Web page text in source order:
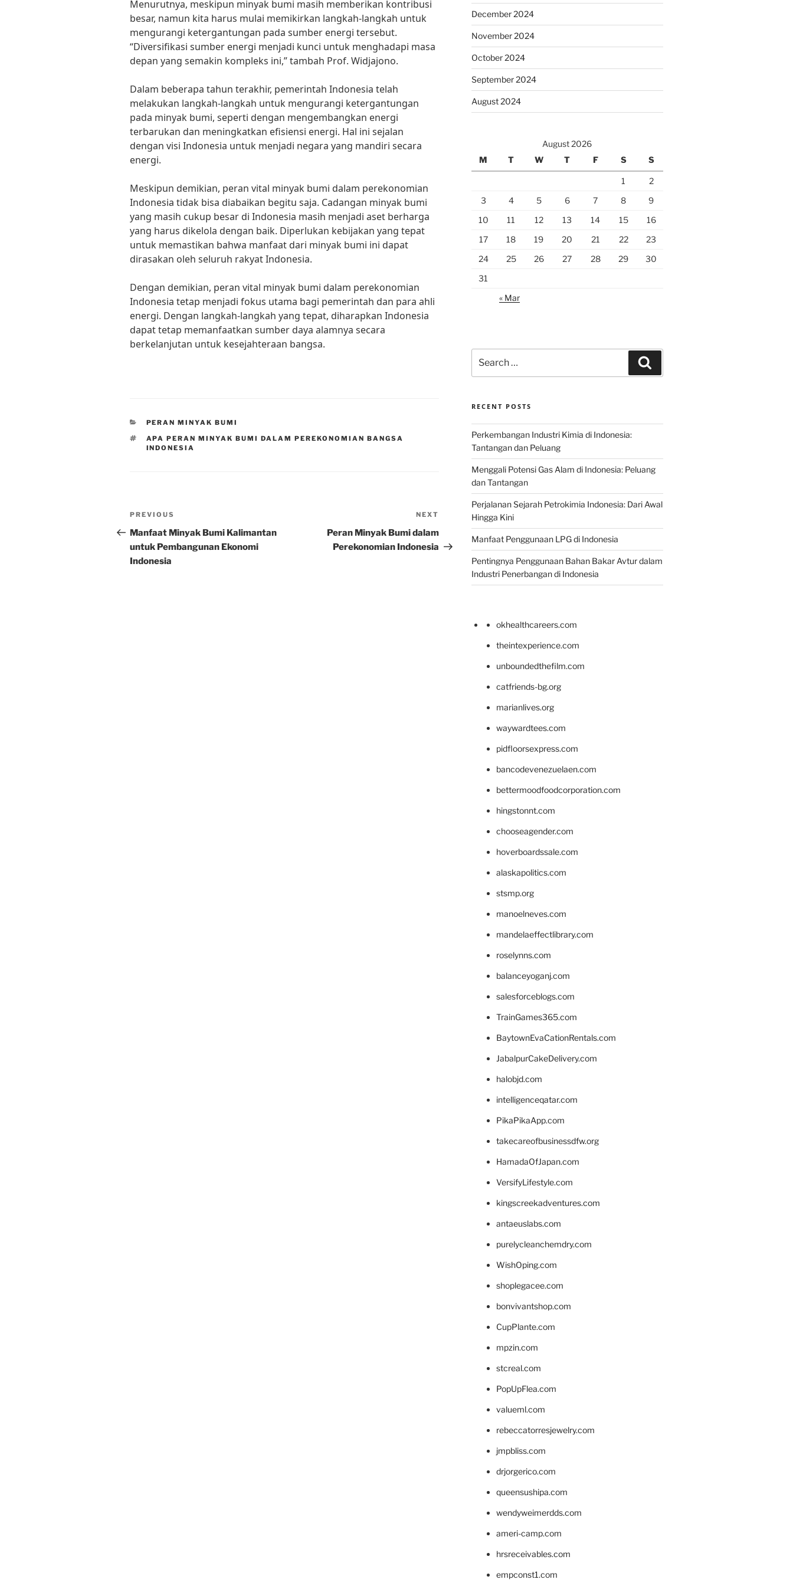
Menurutnya, meskipun minyak bumi masih memberikan kontribusi
besar, namun kita harus mulai memikirkan langkah-langkah untuk
mengurangi ketergantungan pada sumber energi tersebut.
“Diversifikasi sumber energi menjadi kunci untuk menghadapi masa
depan yang semakin kompleks ini,” tambah Prof. Widjajono.
Dalam beberapa tahun terakhir, pemerintah Indonesia telah
melakukan langkah-langkah untuk mengurangi ketergantungan
pada minyak bumi, seperti dengan mengembangkan energi
terbarukan dan meningkatkan efisiensi energi. Hal ini sejalan
dengan visi Indonesia untuk menjadi negara yang mandiri secara
energi.
Meskipun demikian, peran vital minyak bumi dalam perekonomian
Indonesia tidak bisa diabaikan begitu saja. Cadangan minyak bumi
yang masih cukup besar di Indonesia masih menjadi aset berharga
yang harus dikelola dengan baik. Diperlukan kebijakan yang tepat
untuk memastikan bahwa manfaat dari minyak bumi ini dapat
dirasakan oleh seluruh rakyat Indonesia.
Dengan demikian, peran vital minyak bumi dalam perekonomian
Indonesia tetap menjadi fokus utama bagi pemerintah dan para ahli
energi. Dengan langkah-langkah yang tepat, diharapkan Indonesia
dapat tetap memanfaatkan sumber daya alamnya secara
berkelanjutan untuk kesejahteraan bangsa.
CATEGORIES
PERAN MINYAK BUMI
TAGS
APA PERAN MINYAK BUMI DALAM PEREKONOMIAN BANGSA
INDONESIA
Post
navigation
Previous
Post
PREVIOUS
Manfaat Minyak Bumi Kalimantan
untuk Pembangunan Ekonomi
Indonesia
Post
NEXT
Peran Minyak Bumi dalam
Perekonomian Indonesia
December 2024
November 2024
October 2024
September 2024
August 2024
August 2026
M
T W T F S S
1
2
3
4 5 6 7 8
9
10
11 12 13 14 15
16
17
18 19 20 21 22
23
24
25 26 27 28 29
30
31
« Mar
for:
RECENT POSTS
Perkembangan Industri Kimia di Indonesia:
Tantangan dan Peluang
Menggali Potensi Gas Alam di Indonesia: Peluang
dan Tantangan
Perjalanan Sejarah Petrokimia Indonesia: Dari Awal
Hingga Kini
Manfaat Penggunaan LPG di Indonesia
Pentingnya Penggunaan Bahan Bakar Avtur dalam
Industri Penerbangan di Indonesia
okhealthcareers.com
theintexperience.com
unboundedthefilm.com
catfriends-bg.org
marianlives.org
waywardtees.com
pidfloorsexpress.com
bancodevenezuelaen.com
bettermoodfoodcorporation.com
hingstonnt.com
chooseagender.com
hoverboardssale.com
alaskapolitics.com
stsmp.org
manoelneves.com
mandelaeffectlibrary.com
roselynns.com
balanceyoganj.com
salesforceblogs.com
TrainGames365.com
BaytownEvaCationRentals.com
JabalpurCakeDelivery.com
halobjd.com
intelligenceqatar.com
PikaPikaApp.com
takecareofbusinessdfw.org
HamadaOfJapan.com
VersifyLifestyle.com
kingscreekadventures.com
antaeuslabs.com
purelycleanchemdry.com
WishOping.com
shoplegacee.com
bonvivantshop.com
CupPlante.com
mpzin.com
stcreal.com
PopUpFlea.com
valueml.com
rebeccatorresjewelry.com
jmpbliss.com
drjorgerico.com
queensushipa.com
wendyweimerdds.com
ameri-camp.com
hrsreceivables.com
empconst1.com